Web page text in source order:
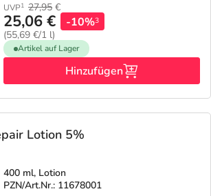
UVP1 27,95 €
25,06 €
(55,69 €/1 l)
-10%3
Artikel auf Lager
Hinzufügen
Lotion 5%
400 ml, Lotion
PZN/Art.Nr.: 11678001